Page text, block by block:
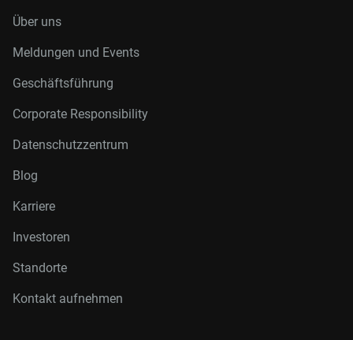
Über uns
Meldungen und Events
Geschäftsführung
Corporate Responsibility
Datenschutzzentrum
Blog
Karriere
Investoren
Standorte
Kontakt aufnehmen